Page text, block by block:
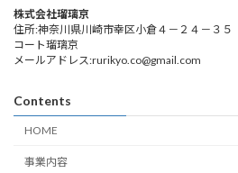
株式会社瑠璃京
住所:神奈川県川崎市幸区小倉４－２４－３５
コート瑠璃京
メールアドレス:rurikyo.co@gmail.com
Contents
HOME
事業内容